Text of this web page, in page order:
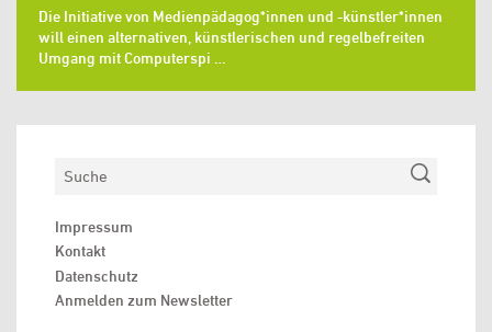
Die Initiative von Medienpädagog*innen und -künstler*innen
will einen alternativen, künstlerischen und regelbefreiten
Umgang mit Computerspi …
Suchen
Impressum
Kontakt
Datenschutz
Anmelden zum Newsletter